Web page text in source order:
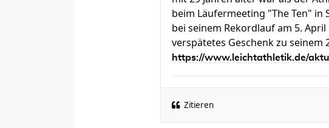
beim Läufermeeting "The Ten" in
bei seinem Rekordlauf am 5.
verspätetes Geschenk zu
https://www.leichtathletik.de/
Zitieren